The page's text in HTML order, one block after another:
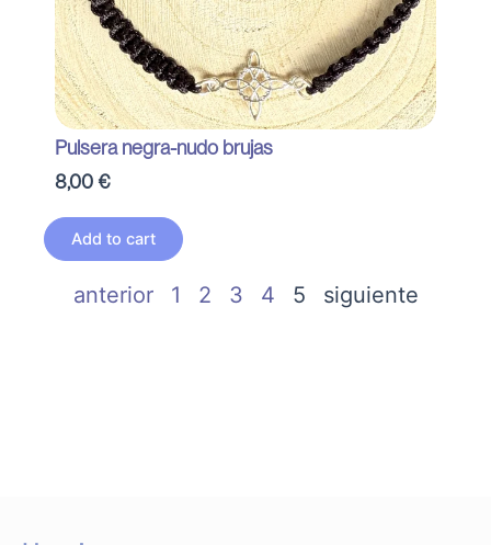
Pulsera negra-nudo brujas
8,00 €
Add to cart
anterior 1 2 3 4 5 siguiente